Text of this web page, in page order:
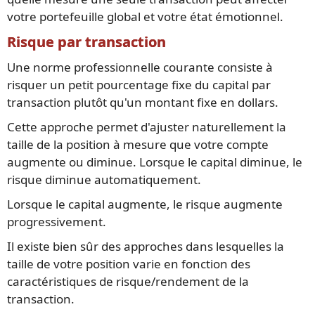
votre portefeuille global et votre état émotionnel.
Risque par transaction
Une norme professionnelle courante consiste à
risquer un petit pourcentage fixe du capital par
transaction plutôt qu'un montant fixe en dollars.
Cette approche permet d'ajuster naturellement la
taille de la position à mesure que votre compte
augmente ou diminue. Lorsque le capital diminue, le
risque diminue automatiquement.
Lorsque le capital augmente, le risque augmente
progressivement.
Il existe bien sûr des approches dans lesquelles la
taille de votre position varie en fonction des
caractéristiques de risque/rendement de la
transaction.